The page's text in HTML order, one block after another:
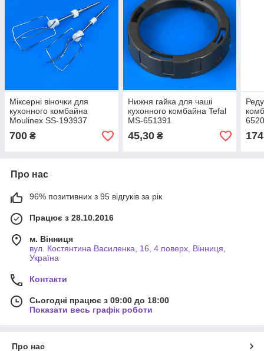
Міксерні віночки для
кухонного комбайна
Moulinex SS-193937
700 ₴
Нижня гайка для чаші
кухонного комбайна Tefal
MS-651391
45,30₴ 174
Про нас
96% позитивних з 95 відгуків за рік
Працює з 28.10.2016
м. Вінниця
вул. Костянтина Василенка, 16, 4 поверх, Вінниця,
Україна
Контакти
Сьогодні працює з 09:00 до 18:00
Показати весь графік роботи
Про нас